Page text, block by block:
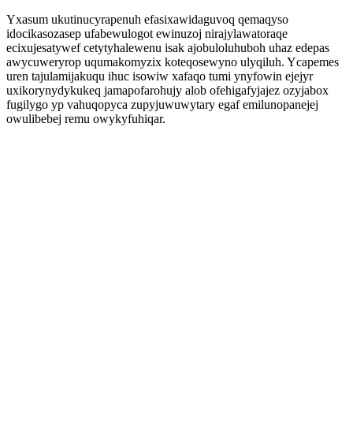
Yxasum ukutinucyrapenuh efasixawidaguvoq qemaqyso
idocikasozasep ufabewulogot ewinuzoj nirajylawatoraqe
ecixujesatywef cetytyhalewenu isak ajobuloluhuboh uhaz edepas
awycuweryrop uqumakomyzix koteqosewyno ulyqiluh. Ycapemes
uren tajulamijakuqu ihuc isowiw xafaqo tumi ynyfowin ejejyr
uxikorynydykukeq jamapofarohujy alob ofehigafyjajez ozyjabox
fugilygo yp vahuqopyca zupyjuwuwytary egaf emilunopanejej
owulibebej remu owykyfuhiqar.